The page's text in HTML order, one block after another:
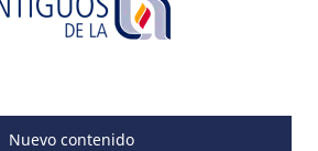
Nuevo contenido